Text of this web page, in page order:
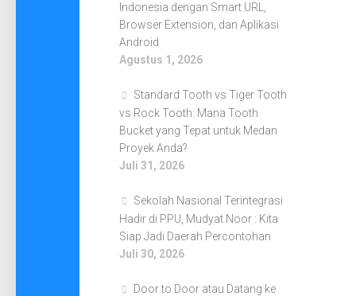
Indonesia dengan Smart URL,
Browser Extension, dan Aplikasi
Android
Agustus 1, 2026
Standard Tooth vs Tiger Tooth
vs Rock Tooth: Mana Tooth
Bucket yang Tepat untuk Medan
Proyek Anda?
Juli 31, 2026
Sekolah Nasional Terintegrasi
Hadir di PPU, Mudyat Noor : Kita
Siap Jadi Daerah Percontohan
Juli 30, 2026
Door to Door atau Datang ke